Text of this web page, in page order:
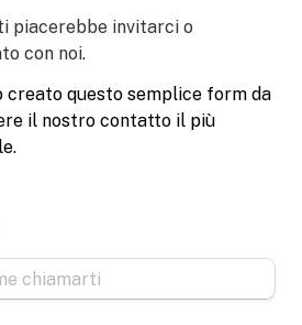
piacerebbe invitarci o
con noi.
creato questo semplice form da
il nostro contatto il più